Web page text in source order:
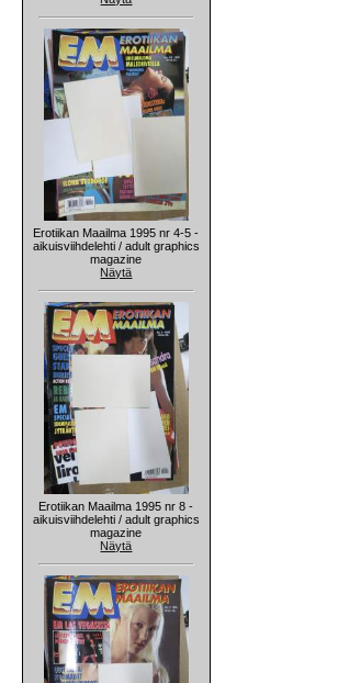
Erotiikan Maailma 1995 nr 4-5 -
aikuisviihdelehti / adult graphics
magazine
Näytä
Erotiikan Maailma 1995 nr 8 -
aikuisviihdelehti / adult graphics
magazine
Näytä